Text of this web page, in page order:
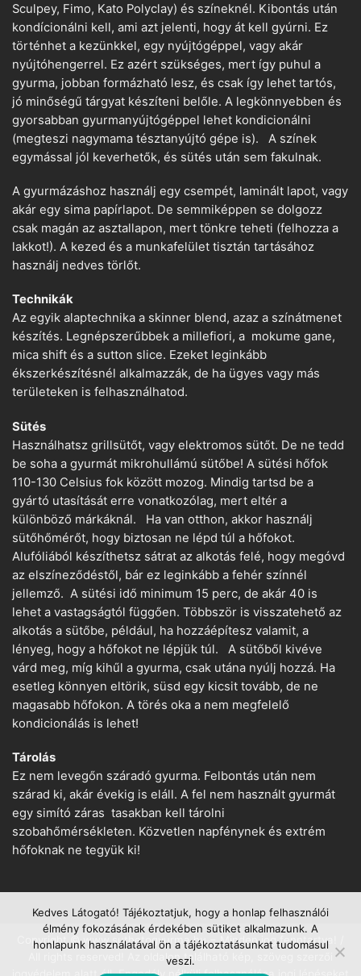
Sculpey, Fimo, Kato Polyclay) és színeknél. Kibontás után
kondícionálni kell, ami azt jelenti, hogy át kell gyúrni. Ez
történhet a kezünkkel, egy nyújtógéppel, vagy akár
nyújtóhengerrel. Ez azért szükséges, mert így puhul a
gyurma, jobban formázható lesz, és csak így lehet tartós,
jó minőségű tárgyat készíteni belőle. A legkönnyebben és
gyorsabban gyurmanyújtógéppel lehet kondicionálni
(megteszi nagymama tésztanyújtó gépe is). A színek
egymással jól keverhetők, és sütés után sem fakulnak.
A gyurmázáshoz használj egy csempét, laminált lapot, vagy
akár egy sima papírlapot. De semmiképpen se dolgozz
csak magán az asztallapon, mert tönkre teheti (felhozza a
lakkot!). A kezed és a munkafelület tisztán tartásához
használj nedves törlőt.
Technikák
Az egyik alaptechnika a skinner blend, azaz a színátmenet
készítés. Legnépszerűbbek a millefiori, a mokume gane,
mica shift és a sutton slice. Ezeket leginkább
ékszerkészítésnél alkalmazzák, de ha ügyes vagy más
területeken is felhasználhatod.
Sütés
Használhatsz grillsütőt, vagy elektromos sütőt. De ne tedd
be soha a gyurmát mikrohullámú sütőbe! A sütési hőfok
110-130 Celsius fok között mozog. Mindig tartsd be a
gyártó utasítását erre vonatkozólag, mert eltér a
különböző márkáknál. Ha van otthon, akkor használj
sütőhőmérőt, hogy biztosan ne lépd túl a hőfokot.
Alufóliából készíthetsz sátrat az alkotás felé, hogy megóvd
az elszíneződéstől, bár ez leginkább a fehér színnél
jellemző. A sütési idő minimum 15 perc, de akár 40 is
lehet a vastagságtól függően. Többször is visszatehető az
alkotás a sütőbe, például, ha hozzáépítesz valamit, a
lényeg, hogy a hőfokot ne lépjük túl. A sütőből kivéve
várd meg, míg kihűl a gyurma, csak utána nyúlj hozzá. Ha
esetleg könnyen eltörik, süsd egy kicsit tovább, de ne
magasabb hőfokon. A törés oka a nem megfelelő
kondicionálás is lehet!
Tárolás
Ez nem levegőn száradó gyurma. Felbontás után nem
szárad ki, akár évekig is eláll. A fel nem használt gyurmát
egy simító záras tasakban kell tárolni
szobahőmérsékleten. Közvetlen napfénynek és extrém
hőfoknak ne tegyük ki!
Copyright © www.suthetogyurma.hu − Minden jog fenntartva! /
All rights reserved! Az oldalon található kép, szöveg szerzői
Kedves Látogató! Tájékoztatjuk, hogy a honlap felhasználói
élmény fokozásának érdekében sütiket alkalmazunk. A
honlapunk használatával ön a tájékoztatásunkat tudomásul
veszi.